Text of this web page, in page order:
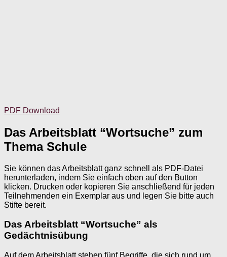
PDF Download
Das Arbeitsblatt “Wortsuche” zum
Thema Schule
Sie können das Arbeitsblatt ganz schnell als PDF-Datei
herunterladen, indem Sie einfach oben auf den Button
klicken. Drucken oder kopieren Sie anschließend für jeden
Teilnehmenden ein Exemplar aus und legen Sie bitte auch
Stifte bereit.
Das Arbeitsblatt “Wortsuche” als
Gedächtnisübung